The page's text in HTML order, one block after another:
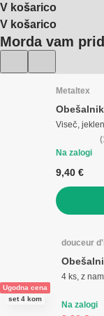
V košarico
V košarico
Morda vam
Metaltex
Viseč,
(
Na zalogi
9,40 €
Ugodna cena
set 4 kom
douceur
4 ks, z
Na zalogi